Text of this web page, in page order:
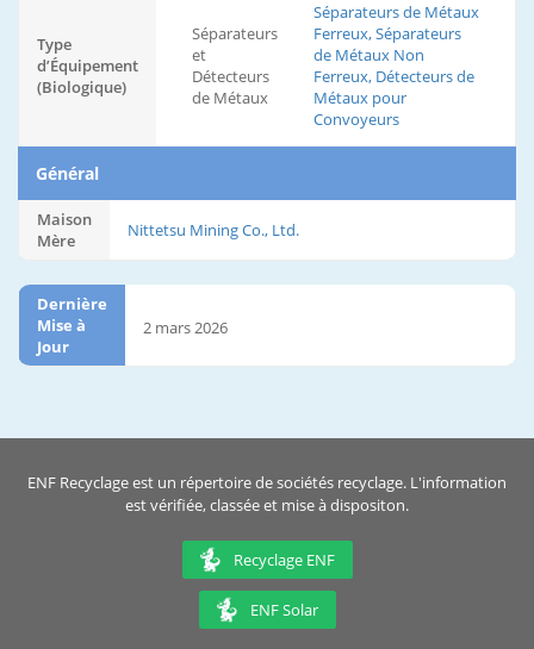
Type
d’Équipement
(Biologique)
Séparateurs
et
Détecteurs
de Métaux
Séparateurs de Métaux
Ferreux, Séparateurs
de Métaux Non
Ferreux, Détecteurs de
Métaux pour
Convoyeurs
Général
Maison
Mère
Nittetsu Mining Co., Ltd.
Dernière
Mise à
Jour
2 mars 2026
ENF Recyclage est un répertoire de sociétés recyclage. L'information
est vérifiée, classée et mise à dispositon.
Recyclage ENF
ENF Solar